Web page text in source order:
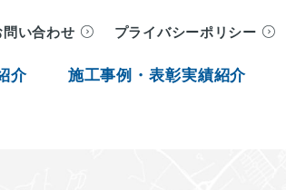
問い合わせ プライバシーポリシー
介 施工事例・表彰実績紹介